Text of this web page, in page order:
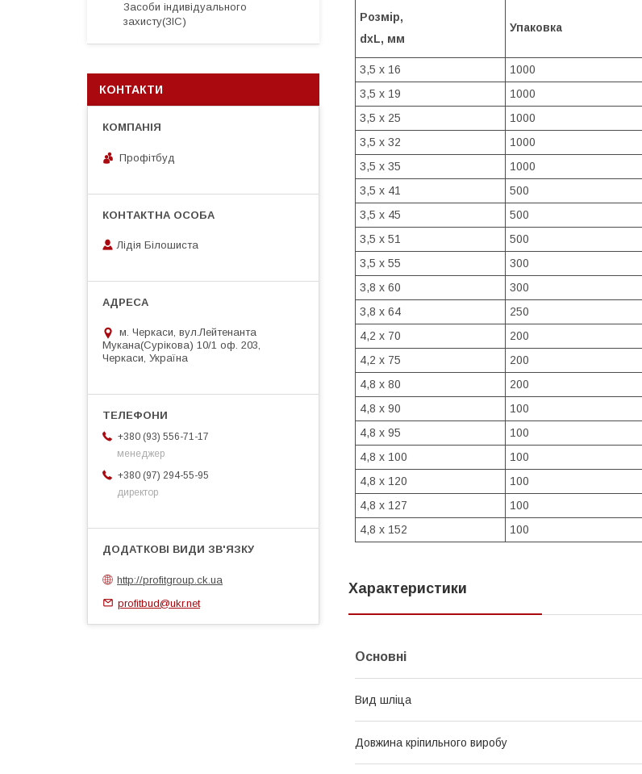
Розмір,
dхL, мм
Упаковка
3,5 х 16 1000
3,5 х 19
1000
3,5 х 25
1000
3,5 х 32
1000
3,5 х 35
1000
3,5 х 41
500
3,5 х 45
500
3,5 х 51
500
3,5 х 55
300
3,8 х 60
300
3,8 х 64
250
4,2 х 70
200
4,2 х 75
200
4,8 х 80
200
4,8 х 90
100
4,8 х 95
100
4,8 х 100
100
4,8 х 120
100
4,8 х 127
100
4,8 х 152
100
Характеристики
Основні
Вид шліца
Довжина кріпильного виробу
Засоби індивідуального
захисту(ЗІС)
КОНТАКТИ
Профітбуд
Лідія Білошиста
м. Черкаси, вул.Лейтенанта
Мукана(Сурікова) 10/1 оф. 203,
Черкаси, Україна
+380 (93) 556-71-17
менеджер
+380 (97) 294-55-95
директор
http://profitgroup.ck.ua
profitbud@ukr.net